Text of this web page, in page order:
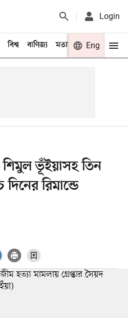
Login
বিশ্ব বাণিজ্য মতামত খেলা
Eng
ভূঁইয়াসহ তিন
রিমান্ডে